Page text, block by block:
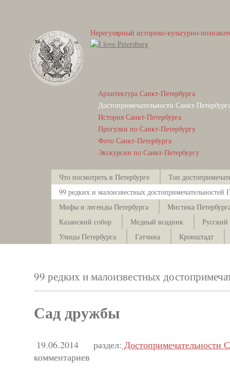
Нерегулярный историко-культурно-
Архитектура Санкт-Петербурга
Достопримечательности Санкт-
История Санкт-Петербурга
Прогулки по Санкт-Петербургу
Фото Санкт-Петербурга
Экскурсии по Санкт-Петербургу
Что посмотреть в Петербурге
Топ
99 редких и малоизвестных достопримечательностей
Мифы и легенды Петербурга
Мистика
Казанский собор
Медный всадник
Улицы Петербурга
Гатчина Кронштадт
99 редких и малоизвестных
Сад дружбы
19.06.2014 раздел: Достопримечательности
комментариев